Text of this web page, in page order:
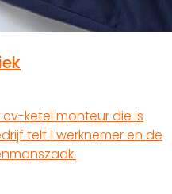
ketel monteur die is
telt 1 werknemer en de